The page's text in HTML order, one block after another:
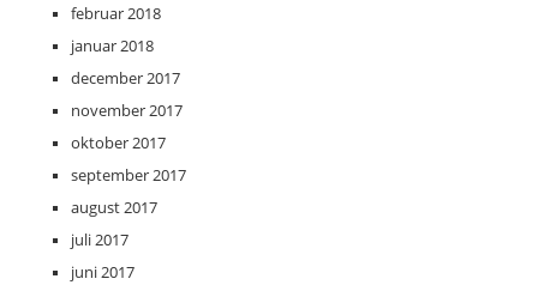
februar 2018
januar 2018
december 2017
november 2017
oktober 2017
september 2017
august 2017
juli 2017
juni 2017